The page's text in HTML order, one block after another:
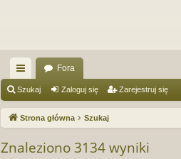
ię
ce
…
Fora
Szukaj Zaloguj się Zarejestruj się
Strona główna Szukaj
Znaleziono 3134 wyniki